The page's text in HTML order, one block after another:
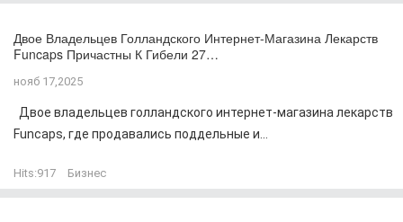
Двое Владельцев Голландского Интернет-Магазина Лекарств
Funcaps Причастны К Гибели 27…
нояб 17,2025
Двое владельцев голландского интернет-магазина лекарств
Funcaps, где продавались поддельные и...
Hits:917 Бизнес